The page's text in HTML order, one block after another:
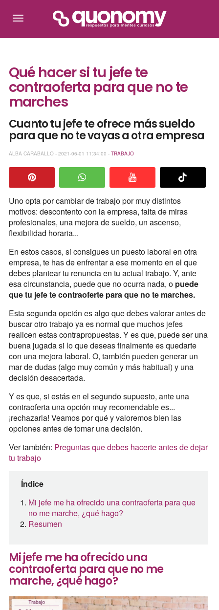
Qué hacer si tu jefe te
contraoferta para que no te
marches
Cuanto tu jefe te ofrece más sueldo
para que no te vayas a otra empresa
ALBA CARABALLO - 2021-06-01 11:34:00 - TRABAJO
Uno opta por cambiar de trabajo por muy distintos
motivos: descontento con la empresa, falta de miras
profesionales, una mejora de sueldo, un ascenso,
flexibilidad horaria...
En estos casos, si consigues un puesto laboral en otra
empresa, te has de enfrentar a ese momento en el que
debes plantear tu renuncia en tu actual trabajo. Y, ante
esa circunstancia, puede que no ocurra nada, o puede
que tu jefe te contraoferte para que no te marches.
Esta segunda opción es algo que debes valorar antes de
buscar otro trabajo ya es normal que muchos jefes
realicen estas contrapropuestas. Y es que, puede ser una
buena jugada si lo que deseas finalmente es quedarte
con una mejora laboral. O, también pueden generar un
mar de dudas (algo muy común y más habitual) y una
decisión desacertada.
Y es que, si estás en el segundo supuesto, ante una
contraoferta una opción muy recomendable es...
¡rechazarla! Veamos por qué y valoremos bien las
opciones antes de tomar una decisión.
Ver también: Preguntas que debes hacerte antes de dejar
tu trabajo
Índice
Mi jefe me ha ofrecido una contraoferta para que
no me marche, ¿qué hago?
Resumen
Mi jefe me ha ofrecido una
contraoferta para que no me
marche, ¿qué hago?